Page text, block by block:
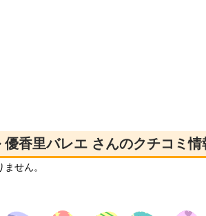
香里バレエ さんのクチコミ情
せん。